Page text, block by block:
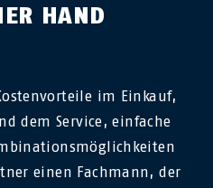
HAND
im Einkauf,
dem Service, einfache
einen Fachmann, der